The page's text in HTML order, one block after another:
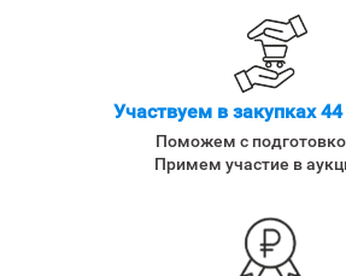
Участвуем в закупках
Поможем с
Примем участие в